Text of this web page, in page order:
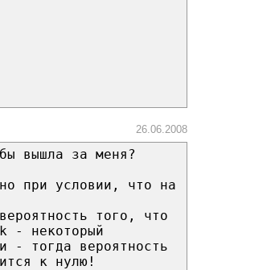
26.06.2008
вышла за меня?
при условии, что на
того, что
- некоторый
- тогда вероятность
к нулю!